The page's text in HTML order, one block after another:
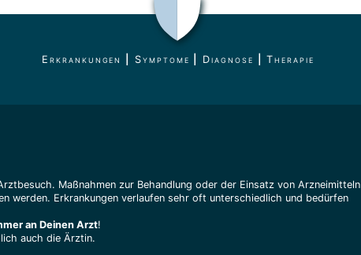
Erkrankungen Symptome Diagnose |Therapie
Maßnahmen zur Behandlung oder der Einsatz von Arzneimitteln
werden. Erkrankungen verlaufen sehr oft unterschiedlich und bedürfen
an Deinen Arzt!
auch die Ärztin.